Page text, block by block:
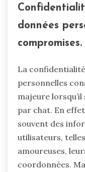
données
compromises.
La
personnelles
majeure
par chat. En
souvent des
utilisateurs,
amoureuses,
coordonnées.